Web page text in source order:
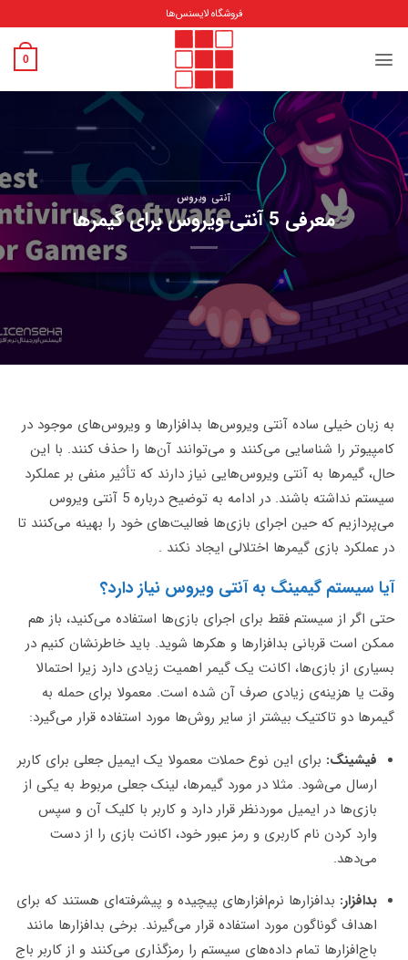
content
فروشگاه لایسنس‌ها
0
آنتی ویروس
معرفی 5 آنتی ویروس برای گیمرها
به زبان خیلی ساده آنتی ویروس‌ها بدافزارها و ویروس‌های موجود در
کامپیوتر را شناسایی می‌کنند و می‌توانند آن‌ها را حذف کنند. با این
حال، گیمرها به آنتی ویروس‌هایی نیاز دارند که تأثیر منفی بر عملکرد
سیستم نداشته باشند. در ادامه به توضیح درباره 5 آنتی ویروس
می‌پردازیم که حین اجرای بازی‌ها فعالیت‌های خود را بهینه می‌کنند تا
در عملکرد بازی گیمرها اختلالی ایجاد نکند .
آیا سیستم گیمینگ به آنتی ویروس نیاز دارد؟
حتی اگر از سیستم فقط برای اجرای بازی‌ها استفاده می‌کنید، باز هم
ممکن است قربانی بدافزارها و هکرها شوید. باید خاطرنشان کنیم در
بسیاری از بازی‌ها، اکانت یک گیمر اهمیت زیادی دارد زیرا احتمالا
وقت یا هزینه‌ی زیادی صرف آن شده است. معمولا برای حمله به
گیمرها دو تاکتیک بیشتر از سایر روش‌ها مورد استفاده قرار می‌گیرد:
فیشینگ: برای این نوع حملات معمولا یک ایمیل جعلی برای کاربر
ارسال می‌شود. مثلا در مورد گیمرها، لینک جعلی مربوط به یکی از
بازی‌ها در ایمیل موردنظر قرار دارد و کاربر با کلیک آن و سپس
وارد کردن نام کاربری و رمز عبور خود، اکانت بازی را از دست
می‌دهد.
بدافزار: بدافزارها نرم‌افزارهای پیچیده و پیشرفته‌ای هستند که برای
اهداف گوناگون مورد استفاده قرار می‌گیرند. برخی بدافزارها مانند
باج‌افزارها تمام داده‌های سیستم را رمزگذاری می‌کنند و از کاربر باج